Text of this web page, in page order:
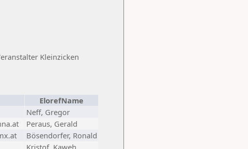
Kleinzicken
ElorefName
Neff, Gregor
Peraus, Gerald
Bösendorfer, Ronald